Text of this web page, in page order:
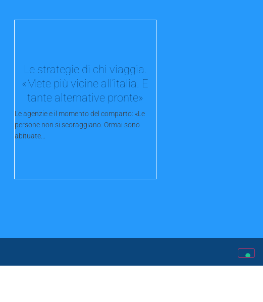
Le strategie di chi viaggia.
«Mete più vicine all’italia. E
tante alternative pronte»
Le agenzie e il momento del comparto: «Le
persone non si scoraggiano. Ormai sono
abituate...